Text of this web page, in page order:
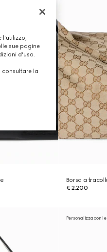
Borsa a
€ 2.200
Personalizza con
l'utilizzo,
sue pagine
d'uso.
consultare la